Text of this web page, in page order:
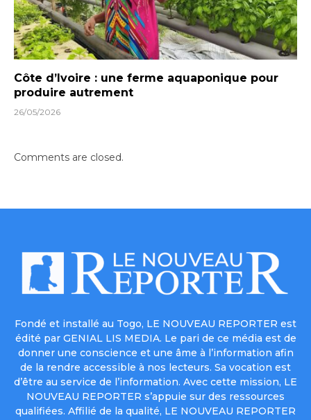
Côte d’Ivoire : une ferme aquaponique pour
produire autrement
26/05/2026
Comments are closed.
Fondé et installé au Togo, LE NOUVEAU REPORTER est
édité par GENIAL LIS MEDIA. Le pari de ce média est de
donner une conscience et une âme à l’information afin
de la rendre accessible à nos lecteurs. Sa vocation est
d’être au service de l’information. Avec cette mission, LE
NOUVEAU REPORTER s’appuie sur des ressources
qualifiées. Affilié de la qualité, LE NOUVEAU REPORTER